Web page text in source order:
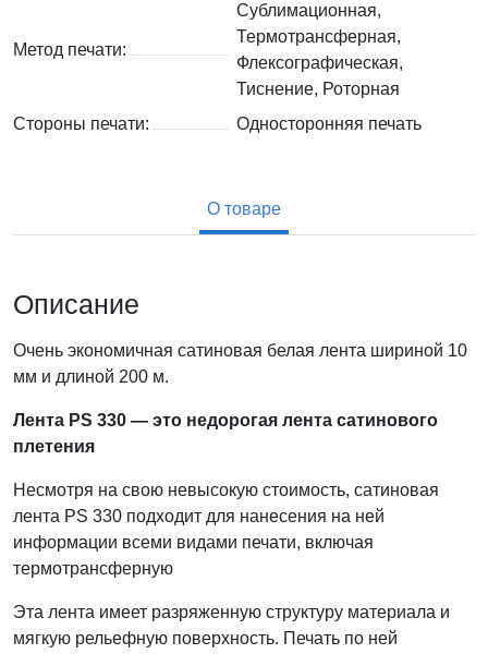
Метод печати:
Сублимационная,
Термотрансферная,
Флексографическая,
Тиснение, Роторная
Стороны печати:
Односторонняя печать
О товаре
Описание
Очень экономичная сатиновая белая лента шириной 10
мм и длиной 200 м.
Лента PS 330 — это недорогая лента сатинового
плетения
Несмотря на свою невысокую стоимость, сатиновая
лента PS 330 подходит для нанесения на ней
информации всеми видами печати, включая
термотрансферную
Эта лента имеет разряженную структуру материала и
мягкую рельефную поверхность. Печать по ней